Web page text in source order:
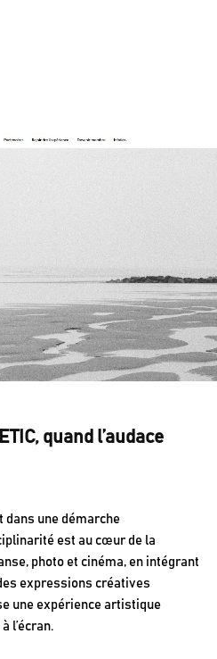
quand l’audace
dans une démarche
est au cœur de la
photo et cinéma, en intégrant
expressions créatives
une expérience artistique
l’écran.